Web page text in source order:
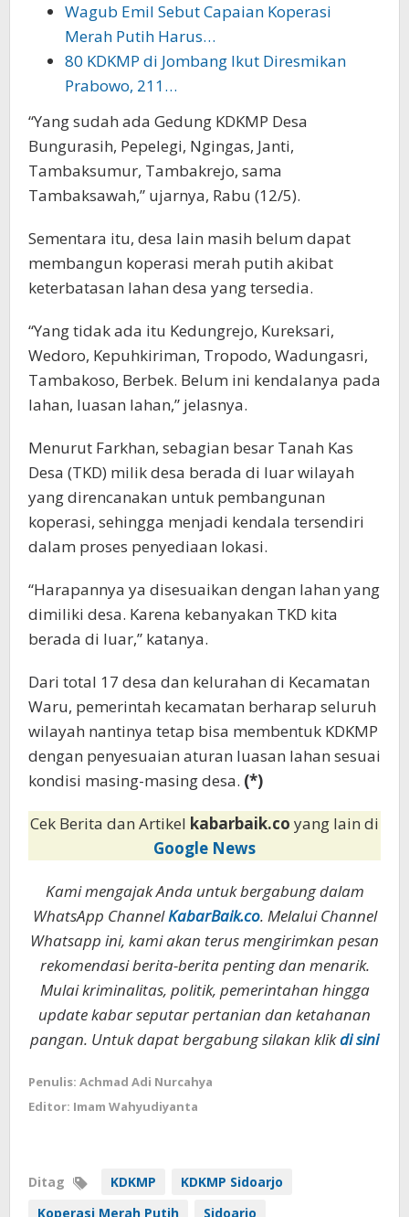
Wagub Emil Sebut Capaian Koperasi
Merah Putih Harus…
80 KDKMP di Jombang Ikut Diresmikan
Prabowo, 211…
“Yang sudah ada Gedung KDKMP Desa
Bungurasih, Pepelegi, Ngingas, Janti,
Tambaksumur, Tambakrejo, sama
Tambaksawah,” ujarnya, Rabu (12/5).
Sementara itu, desa lain masih belum dapat
membangun koperasi merah putih akibat
keterbatasan lahan desa yang tersedia.
“Yang tidak ada itu Kedungrejo, Kureksari,
Wedoro, Kepuhkiriman, Tropodo, Wadungasri,
Tambakoso, Berbek. Belum ini kendalanya pada
lahan, luasan lahan,” jelasnya.
Menurut Farkhan, sebagian besar Tanah Kas
Desa (TKD) milik desa berada di luar wilayah
yang direncanakan untuk pembangunan
koperasi, sehingga menjadi kendala tersendiri
dalam proses penyediaan lokasi.
“Harapannya ya disesuaikan dengan lahan yang
dimiliki desa. Karena kebanyakan TKD kita
berada di luar,” katanya.
Dari total 17 desa dan kelurahan di Kecamatan
Waru, pemerintah kecamatan berharap seluruh
wilayah nantinya tetap bisa membentuk KDKMP
dengan penyesuaian aturan luasan lahan sesuai
kondisi masing-masing desa. (*)
Cek Berita dan Artikel kabarbaik.co yang lain di
Google News
Kami mengajak Anda untuk bergabung dalam
WhatsApp ChannelKabarBaik.co. Melalui Channel
Whatsapp ini, kami akan terus mengirimkan pesan
rekomendasi berita-berita penting dan menarik.
Mulai kriminalitas, politik, pemerintahan hingga
update kabar seputar pertanian dan ketahanan
pangan. Untuk dapat bergabung silakan klikdi sini
Penulis: Achmad Adi Nurcahya
Editor: Imam Wahyudiyanta
Ditag KDKMP
KDKMP Sidoarjo
Koperasi Merah Putih
Sidoarjo